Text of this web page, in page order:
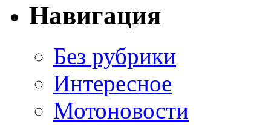
Навигация
Без рубрики
Интересное
Мотоновости